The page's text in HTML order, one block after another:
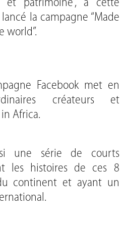
et patrimoine”, à cette
la campagne “Made
world”.
Facebook met en
créateurs et
Africa.
une série de courts
les histoires de ces 8
continent et ayant un